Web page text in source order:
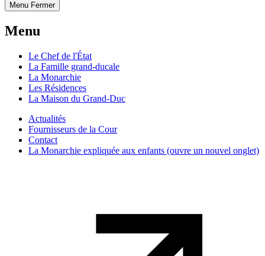
Menu Fermer
Menu
Le Chef de l'État
La Famille grand-ducale
La Monarchie
Les Résidences
La Maison du Grand-Duc
Actualités
Fournisseurs de la Cour
Contact
La Monarchie expliquée aux enfants (ouvre un nouvel onglet)